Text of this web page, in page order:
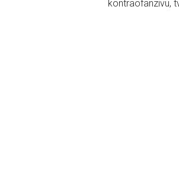
kontraofanzivu,